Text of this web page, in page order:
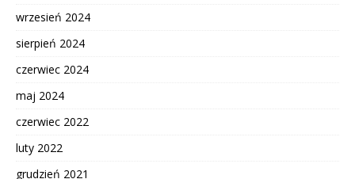
wrzesień 2024
sierpień 2024
czerwiec 2024
maj 2024
czerwiec 2022
luty 2022
grudzień 2021